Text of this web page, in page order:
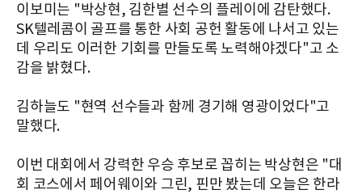
이보미는 "박상현, 김한별 선수의 플레이에 감탄했다.
SK텔레콤이 골프를 통한 사회 공헌 활동에 나서고 있는
데 우리도 이러한 기회를 만들도록 노력해야겠다"고 소
감을 밝혔다.
김하늘도 "현역 선수들과 함께 경기해 영광이었다"고
말했다.
이번 대회에서 강력한 우승 후보로 꼽히는 박상현은 "대
회 코스에서 페어웨이와 그린, 핀만 봤는데 오늘은 한라